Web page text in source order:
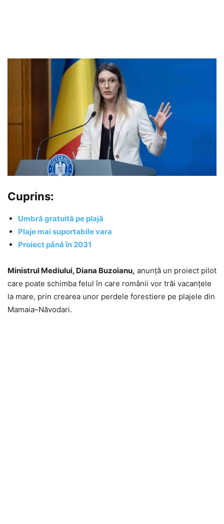
Cuprins:
Umbră gratuită pe plajă
Plaje mai suportabile vara
Proiect până în 2031
Ministrul Mediului, Diana Buzoianu, anunță un proiect pilot
care poate schimba felul în care românii vor trăi vacanțele
la mare, prin crearea unor perdele forestiere pe plajele din
Mamaia–Năvodari.